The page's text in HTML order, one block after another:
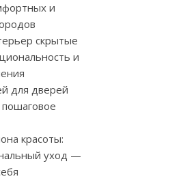
и
скрытые
и
для дверей
красоты:
уход —